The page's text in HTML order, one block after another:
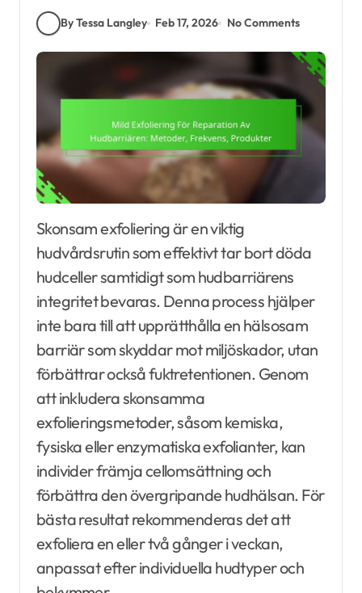
By Tessa Langley Feb 17, 2026 No Comments
Skonsam exfoliering är en viktig
hudvårdsrutin som effektivt tar bort döda
hudceller samtidigt som hudbarriärens
integritet bevaras. Denna process hjälper
inte bara till att upprätthålla en hälsosam
barriär som skyddar mot miljöskador, utan
förbättrar också fuktretentionen. Genom
att inkludera skonsamma
exfolieringsmetoder, såsom kemiska,
fysiska eller enzymatiska exfolianter, kan
individer främja cellomsättning och
förbättra den övergripande hudhälsan. För
bästa resultat rekommenderas det att
exfoliera en eller två gånger i veckan,
anpassat efter individuella hudtyper och